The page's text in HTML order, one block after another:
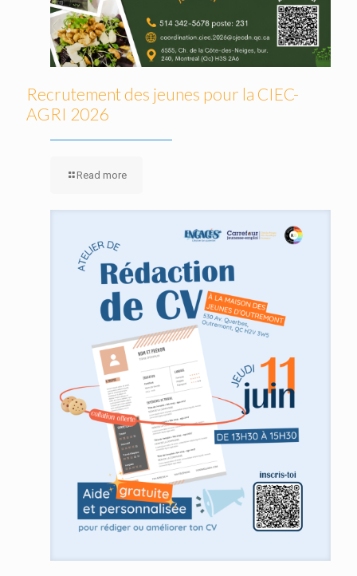
Recrutement des jeunes pour la CIEC-
AGRI 2026
Read more